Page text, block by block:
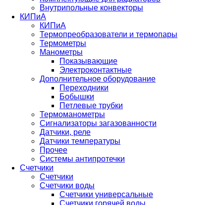
Внутрипольные конвекторы
КИПиА
КИПиА
Термопреобразователи и термопары
Термометры
Манометры
Показывающие
Электроконтактные
Дополнительное оборудование
Переходники
Бобышки
Петлевые трубки
Термоманометры
Сигнализаторы загазованности
Датчики, реле
Датчики температуры
Прочее
Системы антипротечки
Счетчики
Счетчики
Счетчики воды
Счетчики универсальные